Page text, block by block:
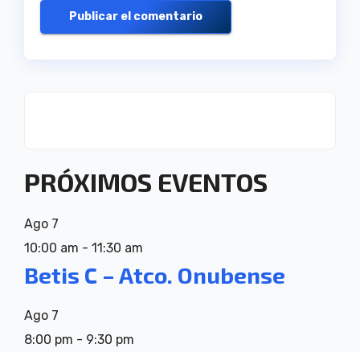
PRÓXIMOS EVENTOS
Ago 7
10:00 am - 11:30 am
Betis C – Atco. Onubense
Ago 7
8:00 pm - 9:30 pm